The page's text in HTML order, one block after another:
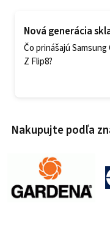
Nová generácia
Čo prinášajú
Z Flip8?
Nakupujte podľa